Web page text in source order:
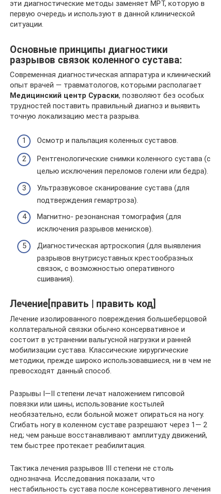
эти диагностические методы заменяет МРТ, которую в
первую очередь и используют в данной клинической
ситуации.
Основные принципы диагностики
разрывов связок коленного сустава:
Современная диагностическая аппаратура и клинический
опыт врачей — травматологов, которыми располагает
Медицинский центр Сураски, позволяют без особых
трудностей поставить правильный диагноз и выявить
точную локализацию места разрыва.
Осмотр и пальпация коленных суставов.
Рентгенологические снимки коленного сустава (с
целью исключения переломов голени или бедра).
Ультразвуковое сканирование сустава (для
подтверждения гемартроза).
Магнитно- резонансная томография (для
исключения разрывов менисков).
Диагностическая артроскопия (для выявления
разрывов внутрисуставных крестообразных
связок, с возможностью оперативного
сшивания).
Лечение[править | править код]
Лечение изолированного повреждения большеберцовой
коллатеральной связки обычно консервативное и
состоит в устранении вальгусной нагрузки и ранней
мобилизации сустава. Классические хирургические
методики, прежде широко использовавшиеся, ни в чем не
превосходят данный способ.
Разрывы I—II степени лечат наложением гипсовой
повязки или шины, использование костылей
необязательно, если больной может опираться на ногу.
Сгибать ногу в коленном суставе разрешают через 1— 2
нед; чем раньше восстанавливают амплитуду движений,
тем быстрее протекает реабилитация.
Тактика лечения разрывов III степени не столь
однозначна. Исследования показали, что
нестабильность сустава после консервативного лечения